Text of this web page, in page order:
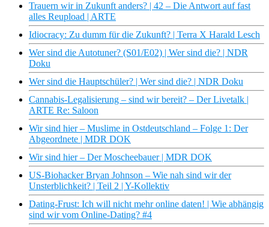
Trauern wir in Zukunft anders? | 42 – Die Antwort auf fast
alles Reupload | ARTE
Idiocracy: Zu dumm für die Zukunft? | Terra X Harald Lesch
Wer sind die Autotuner? (S01/E02) | Wer sind die? | NDR
Doku
Wer sind die Hauptschüler? | Wer sind die? | NDR Doku
Cannabis-Legalisierung – sind wir bereit? – Der Livetalk |
ARTE Re: Saloon
Wir sind hier – Muslime in Ostdeutschland – Folge 1: Der
Abgeordnete | MDR DOK
Wir sind hier – Der Moscheebauer | MDR DOK
US-Biohacker Bryan Johnson – Wie nah sind wir der
Unsterblichkeit? | Teil 2 | Y-Kollektiv
Dating-Frust: Ich will nicht mehr online daten! | Wie abhängig
sind wir vom Online-Dating? #4